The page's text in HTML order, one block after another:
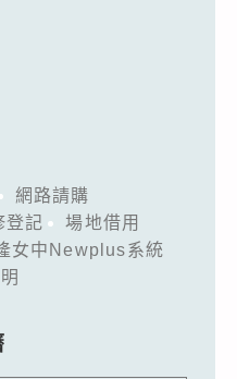
網路請購
登記
場地借用
女中Newplus系統